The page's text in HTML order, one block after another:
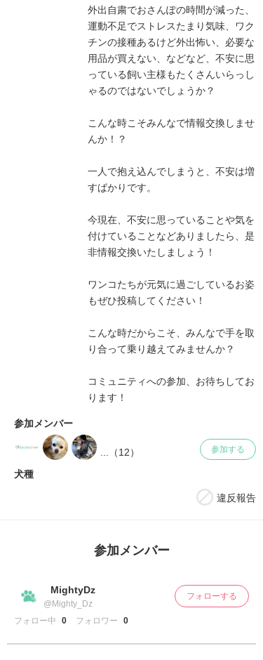
外出自粛でおさんぽの時間が減った、
運動不足でストレスたまり気味、ワク
チンの接種あるけど外出怖い、必要な
用品が買えない、などなど、不安に思
っている飼い主様もたくさんいらっし
ゃるのではないでしょうか？
こんな時こそみんなで情報交換しませ
んか！？
一人で抱え込んでしまうと、不安は増
すばかりです。
今現在、不安に思っていることや気を
付けていることなどありましたら、是
非情報交換いたしましょう！
ワンコたちが元気に過ごしているお姿
もぜひ投稿してください！
こんな時だからこそ、みんなで手を取
り合って乗り越えてみませんか？
コミュニティへの参加、お待ちしてお
ります！
参加メンバー
...（12） 参加する
犬種
違反報告
参加メンバー
MightyDz
@Mighty_Dz
フォロー中
0 フォロワー 0
フォローする